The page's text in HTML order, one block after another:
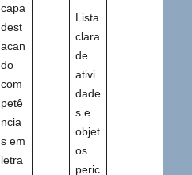
capa
dest
acan
do
com
petê
ncia
s em
letra
Lista
clara
de
ativi
dade
s e
objet
os
peric